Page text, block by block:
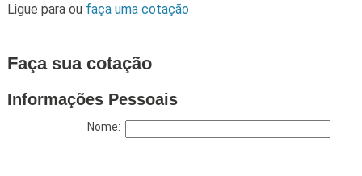
Ligue para ou faça uma cotação
Faça sua cotação
Informações Pessoais
Nome: